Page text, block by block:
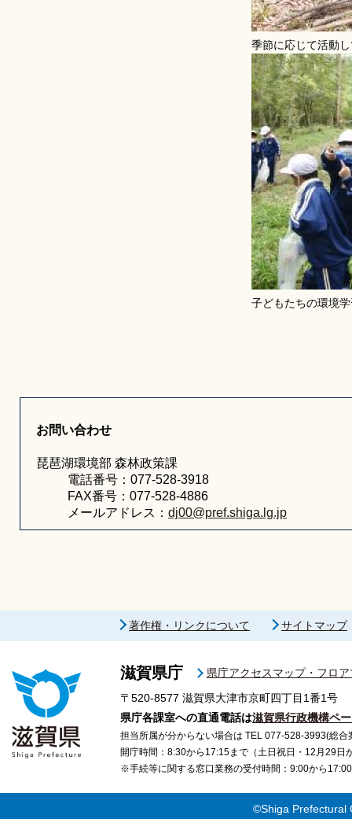
季節に応じて活動
子どもたちの環境
お問い合わせ
琵琶湖環境部 森林政策課
電話番号：077-528-3918
FAX番号：077-528-4886
メールアドレス： dj00@pref.shiga.lg.jp
著作権・リンクについて サイトマップ
滋賀県庁
県庁アクセスマップ・フロ
〒520-8577 滋賀県大津市京町四丁目1番1号
県庁各課室への直通電話は滋賀県行政機構ペ
担当所属が分からない場合は TEL 077-528-3993(総合
開庁時間：8:30から17:15まで（土日祝日・12月29日
※手続等に関する窓口業務の受付時間：9:00から
©Shiga Prefectural